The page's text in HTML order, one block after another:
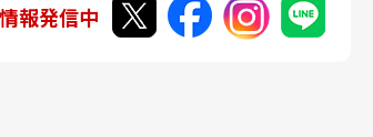
報発信中